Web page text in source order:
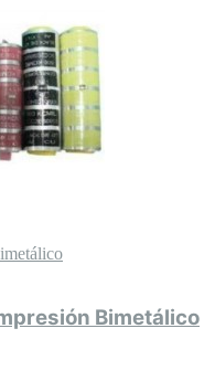
Bimetálico